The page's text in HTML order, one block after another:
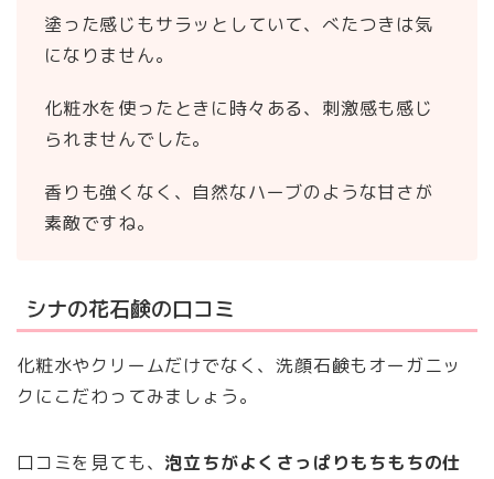
塗った感じもサラッとしていて、べたつきは気
になりません。
化粧水を使ったときに時々ある、刺激感も感じ
られませんでした。
香りも強くなく、自然なハーブのような甘さが
素敵ですね。
シナの花石鹸の口コミ
化粧水やクリームだけでなく、洗顔石鹸もオーガニッ
クにこだわってみましょう。
口コミを見ても、 泡立ちがよくさっぱりもちもちの仕